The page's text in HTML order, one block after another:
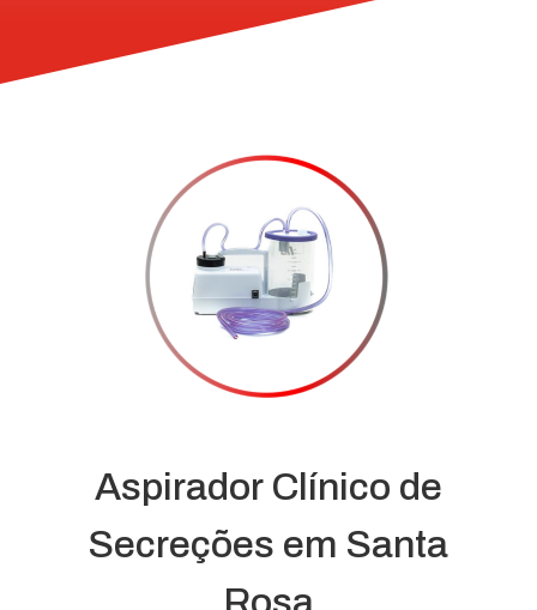
Aspirador Clínico de
Secreções em Santa